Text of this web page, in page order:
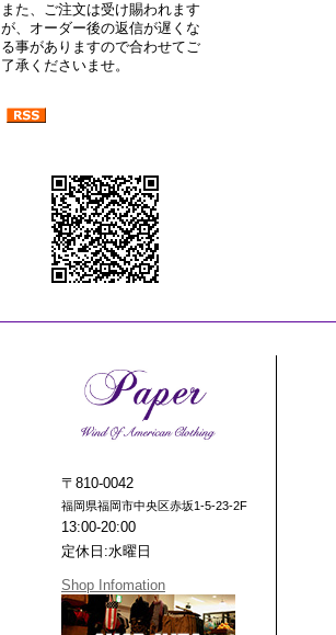
また、ご注文は受け賜われます
が、オーダー後の返信が遅くな
る事がありますので合わせてご
了承くださいませ。
〒810-0042
福岡県福岡市中央区赤坂1-5-23-2F
13:00-20:00
定休日:水曜日
Shop Infomation